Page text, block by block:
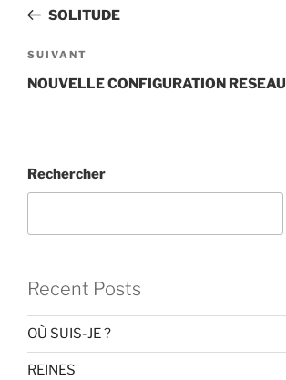
l’article
précédent
SOLITUDE
Article
suivant
SUIVANT
NOUVELLE CONFIGURATION RESEAU
Rechercher
Recent Posts
OÙ SUIS-JE ?
REINES